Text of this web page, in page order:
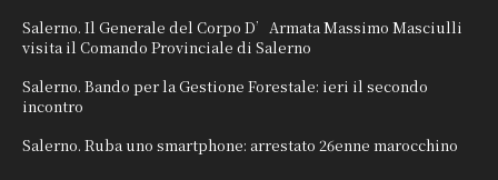
Salerno. Il Generale del Corpo D’Armata Massimo Masciulli
visita il Comando Provinciale di Salerno
Salerno. Bando per la Gestione Forestale: ieri il secondo
incontro
Salerno. Ruba uno smartphone: arrestato 26enne marocchino